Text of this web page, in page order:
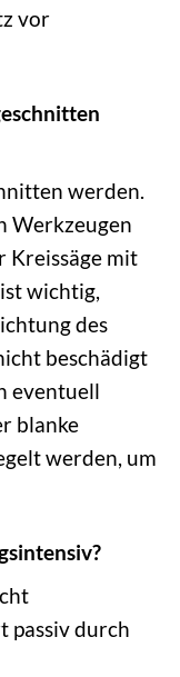
vor
werden.
Werkzeugen
Kreissäge mit
wichtig,
des
beschädigt
eventuell
blanke
werden, um
passiv durch